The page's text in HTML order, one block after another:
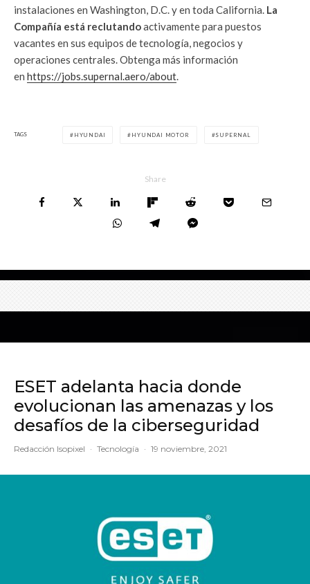
instalaciones en Washington, D.C. y en toda California. La
Compañía está reclutandoactivamente para puestos
vacantes en sus equipos de tecnología, negocios y
operaciones centrales. Obtenga más información
en https://jobs.supernal.aero/about.
TAGS HYUNDAI HYUNDAI MOTOR SUPERNAL
Share
ESET adelanta hacia donde
evolucionan las amenazas y los
desafíos de la ciberseguridad
Redacción Isopixel · Tecnología · 19 noviembre, 2021